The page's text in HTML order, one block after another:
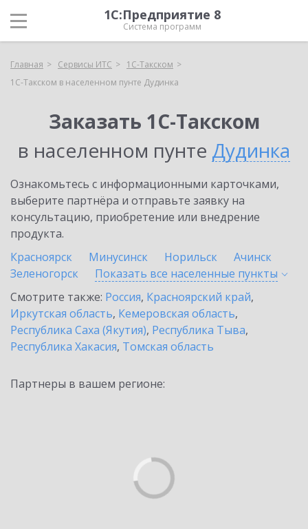
1С:Предприятие 8
Система программ
Главная Сервисы ИТС
1С-Такском
1С-Такском в населенном пунте Дудинка
Заказать 1С-Такском
в населенном пунте Дудинка
Ознакомьтесь с информационными карточками,
выберите партнёра и отправьте заявку на
консультацию, приобретение или внедрение
продукта.
Красноярск
Минусинск Норильск
Ачинск
Зеленогорск
Показать все населенные пункты
Смотрите также: Россия, Красноярский край,
Иркутская область, Кемеровская область,
Республика Саха (Якутия), Республика Тыва,
Республика Хакасия, Томская область
Партнеры в вашем регионе: